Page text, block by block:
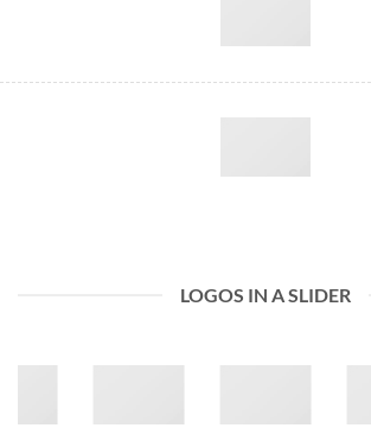
LOGOS IN A SLIDER